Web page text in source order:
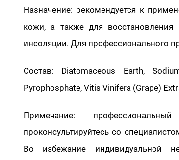
Назначение: рекомендуется к
кожи, а также для
инсоляции. Для профессионального
Состав: Diatomaceous Earth,
Pyrophosphate, Vitis Vinifera (Grape)
Примечание:
проконсультируйтесь со
Во избежание индивидуальной